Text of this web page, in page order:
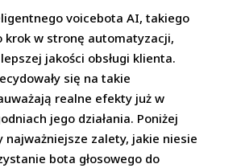
voicebota AI, takiego
krok w stronę automatyzacji,
jakości obsługi klienta.
się na takie
realne efekty już w
jego działania. Poniżej
najważniejsze zalety, jakie niesie
bota głosowego do